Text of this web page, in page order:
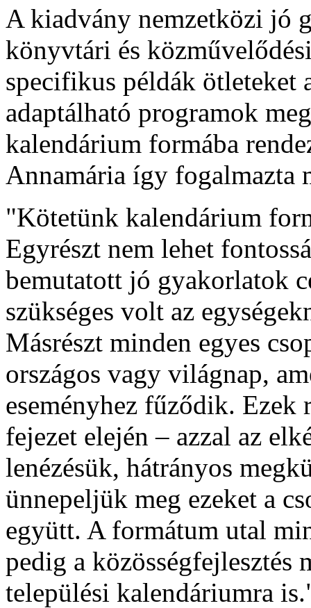
A kiadvány nemzetközi jó
könyvtári és
specifikus példák ötleteket
adaptálható programok
kalendárium formába
Annamária így fogalmazta
"Kötetünk kalendárium
Egyrészt nem lehet
bemutatott jó gyakorlatok
szükséges volt az
Másrészt minden egyes
országos vagy világnap,
eseményhez fűződik.
fejezet elején – azzal az
lenézésük, hátrányos
ünnepeljük meg ezeket a
együtt. A formátum utal
pedig a közösségfejlesztés
települési kalendáriumra